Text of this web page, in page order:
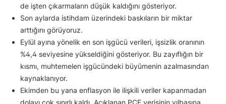
de işten çıkarmaların düşük kaldığını gösteriyor.
Son aylarda istihdam üzerindeki baskıların bir miktar
arttığını görüyoruz.
Eylül ayına yönelik en son işgücü verileri, işsizlik oranının
%4,4 seviyesine yükseldiğini gösteriyor. Bu zayıflığın bir
kısmı, muhtemelen işgücündeki büyümenin azalmasından
kaynaklanıyor.
Ekimden bu yana enflasyon ile ilişkili veriler kapanmadan